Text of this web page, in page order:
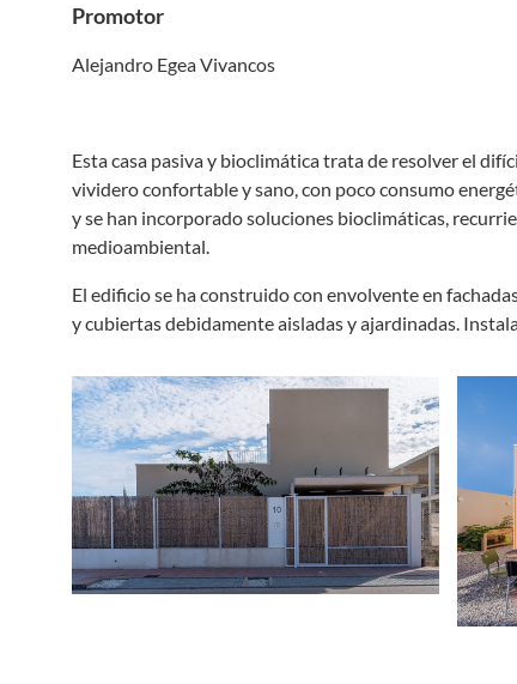
Promotor
Alejandro Egea Vivancos
Esta casa pasiva y bioclimática trata de resolver el
vividero confortable y sano, con poco consumo
y se han incorporado soluciones bioclimáticas,
medioambiental.
El edificio se ha construido con envolvente en
y cubiertas debidamente aisladas y ajardinadas.